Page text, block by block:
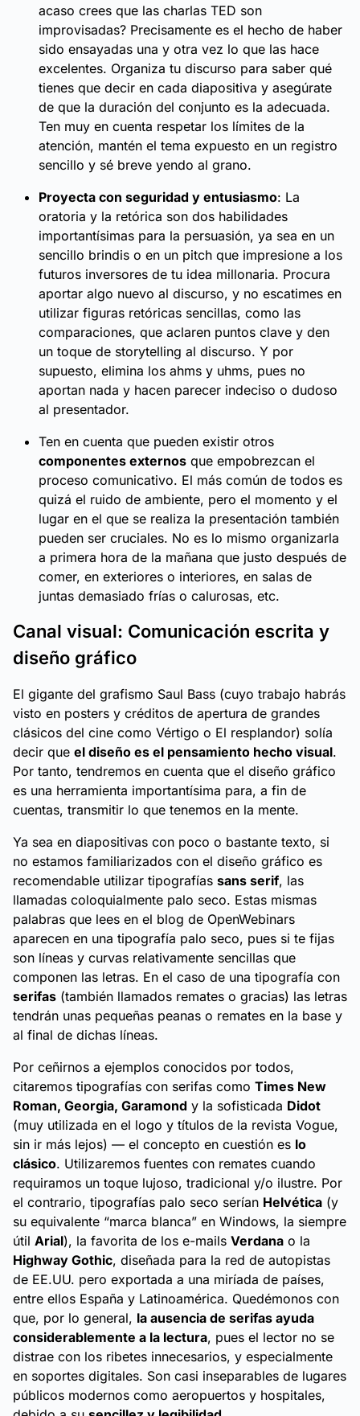
acaso crees que las charlas TED son
improvisadas? Precisamente es el hecho de haber
sido ensayadas una y otra vez lo que las hace
excelentes. Organiza tu discurso para saber qué
tienes que decir en cada diapositiva y asegúrate
de que la duración del conjunto es la adecuada.
Ten muy en cuenta respetar los límites de la
atención, mantén el tema expuesto en un registro
sencillo y sé breve yendo al grano.
Proyecta con seguridad y entusiasmo: La
oratoria y la retórica son dos habilidades
importantísimas para la persuasión, ya sea en un
sencillo brindis o en un pitch que impresione a los
futuros inversores de tu idea millonaria. Procura
aportar algo nuevo al discurso, y no escatimes en
utilizar figuras retóricas sencillas, como las
comparaciones, que aclaren puntos clave y den
un toque de storytelling al discurso. Y por
supuesto, elimina los ahms y uhms, pues no
aportan nada y hacen parecer indeciso o dudoso
al presentador.
Ten en cuenta que pueden existir otros
componentes externos que empobrezcan el
proceso comunicativo. El más común de todos es
quizá el ruido de ambiente, pero el momento y el
lugar en el que se realiza la presentación también
pueden ser cruciales. No es lo mismo organizarla
a primera hora de la mañana que justo después de
comer, en exteriores o interiores, en salas de
juntas demasiado frías o calurosas, etc.
Canal visual: Comunicación escrita y
diseño gráfico
El gigante del grafismo Saul Bass (cuyo trabajo habrás
visto en posters y créditos de apertura de grandes
clásicos del cine como Vértigo o El resplandor) solía
decir que el diseño es el pensamiento hecho visual.
Por tanto, tendremos en cuenta que el diseño gráfico
es una herramienta importantísima para, a fin de
cuentas, transmitir lo que tenemos en la mente.
Ya sea en diapositivas con poco o bastante texto, si
no estamos familiarizados con el diseño gráfico es
recomendable utilizar tipografías sans serif, las
llamadas coloquialmente palo seco. Estas mismas
palabras que lees en el blog de OpenWebinars
aparecen en una tipografía palo seco, pues si te fijas
son líneas y curvas relativamente sencillas que
componen las letras. En el caso de una tipografía con
serifas (también llamados remates o gracias) las letras
tendrán unas pequeñas peanas o remates en la base y
al final de dichas líneas.
Por ceñirnos a ejemplos conocidos por todos,
citaremos tipografías con serifas como Times New
Roman, Georgia, Garamond y la sofisticada Didot
(muy utilizada en el logo y títulos de la revista Vogue,
sin ir más lejos) — el concepto en cuestión es lo
clásico. Utilizaremos fuentes con remates cuando
requiramos un toque lujoso, tradicional y/o ilustre. Por
el contrario, tipografías palo seco serían Helvética (y
su equivalente “marca blanca” en Windows, la siempre
útil Arial), la favorita de los e-mails Verdana o la
Highway Gothic, diseñada para la red de autopistas
de EE.UU. pero exportada a una miríada de países,
entre ellos España y Latinoamérica. Quedémonos con
que, por lo general, la ausencia de serifas ayuda
considerablemente a la lectura, pues el lector no se
distrae con los ribetes innecesarios, y especialmente
en soportes digitales. Son casi inseparables de lugares
públicos modernos como aeropuertos y hospitales,